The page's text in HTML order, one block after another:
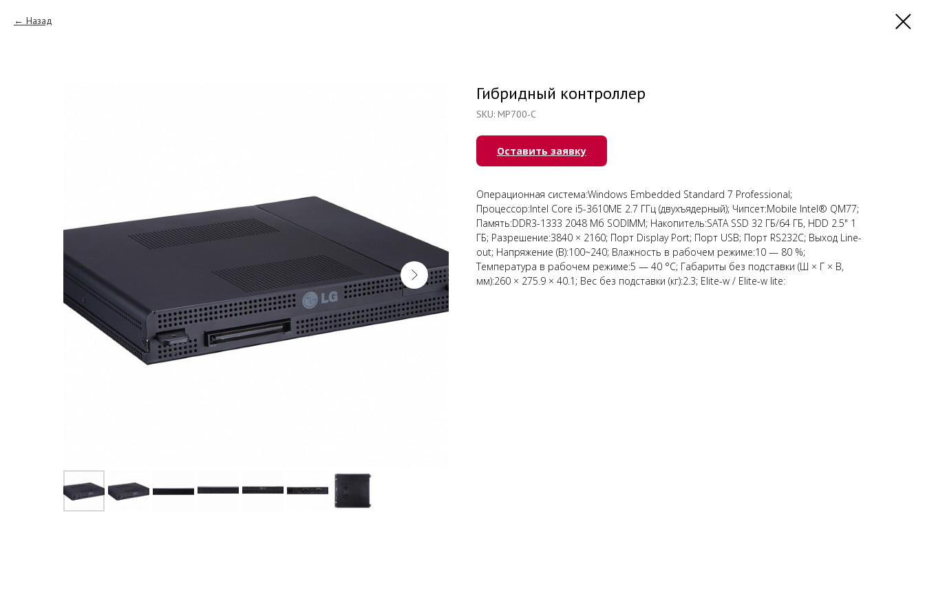
Назад
Гибридный контроллер
SKU: MP700-C
Оставить заявку
Операционная система:Windows Embedded Standard 7 Professional;
Процессор:Intel Core i5-3610ME 2.7 ГГц (двухъядерный); Чипсет:Mobile Intel® QM77;
Память:DDR3-1333 2048 Мб SODIMM; Накопитель:SATA SSD 32 ГБ/64 ГБ, HDD 2.5" 1
ГБ; Разрешение:3840 × 2160; Порт Display Port; Порт USB; Порт RS232C; Выход Line-
out; Напряжение (В):100~240; Влажность в рабочем режиме:10 — 80 %;
Температура в рабочем режиме:5 — 40 °C; Габариты без подставки (Ш × Г × В,
мм):260 × 275.9 × 40.1; Вес без подставки (кг):2.3; Elite-w / Elite-w lite: